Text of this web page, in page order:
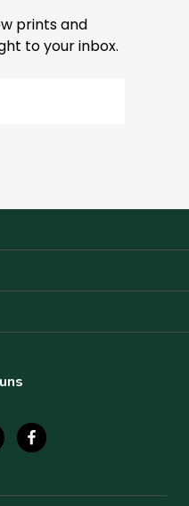
prints and
to your inbox.